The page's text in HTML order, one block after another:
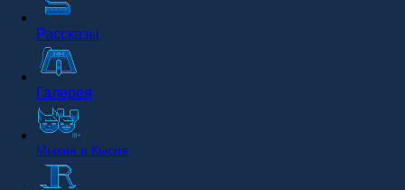
Рассказы
Галерея
Мыхня и Кысня